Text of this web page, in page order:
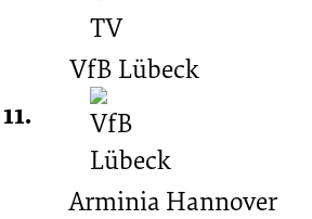
11.
VfB Lübeck
Arminia Hannover